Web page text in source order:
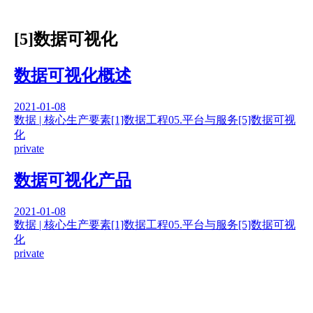
[5]数据可视化
数据可视化概述
2021-01-08
数据 | 核心生产要素[1]数据工程05.平台与服务[5]数据可视
化
private
数据可视化产品
2021-01-08
数据 | 核心生产要素[1]数据工程05.平台与服务[5]数据可视
化
private